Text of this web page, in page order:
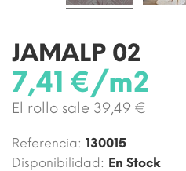
JAMALP 02
7,41 €/m2
El rollo sale 39,49 €
Referencia: 130015
Disponibilidad: En Stock